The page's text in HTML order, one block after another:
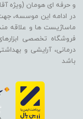
و حرفه ای هومان (ویژه
در ادامه این موسسه،
ماساژیست ها و علاقه
فروشگاه تخصصی
درمانی، آرایشی و
باشد